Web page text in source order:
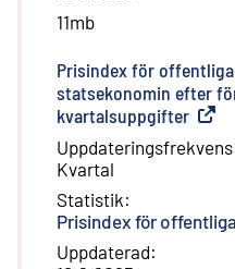
11mb
Prisindex för offentliga
statsekonomin efter
kvartalsuppgifter
Uppdateringsfrekvens
Kvartal
Statistik:
Prisindex för
Uppdaterad: